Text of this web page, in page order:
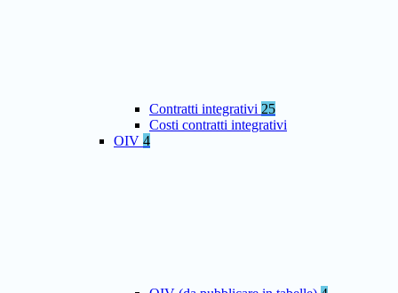
Contratti integrativi 25
Costi contratti integrativi
OIV 4